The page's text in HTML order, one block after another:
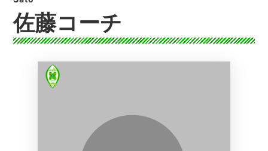
佐藤コーチ